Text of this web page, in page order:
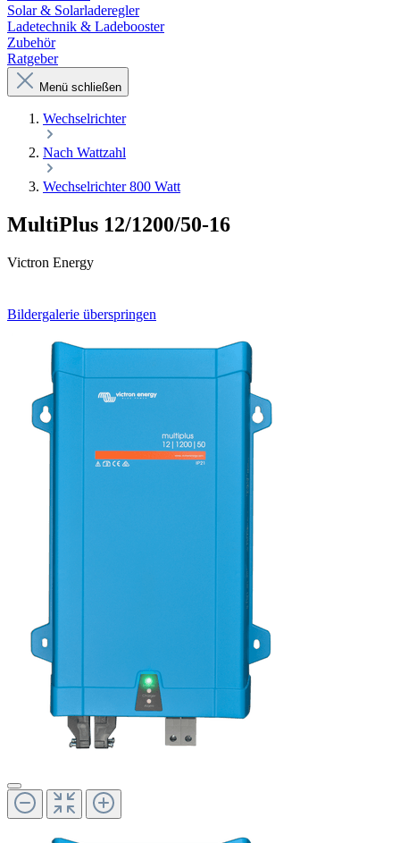
Solar & Solarladeregler
Ladetechnik & Ladebooster
Zubehör
Ratgeber
Menü schließen
Wechselrichter
Nach Wattzahl
Wechselrichter 800 Watt
MultiPlus 12/1200/50-16
Victron Energy
Bildergalerie überspringen